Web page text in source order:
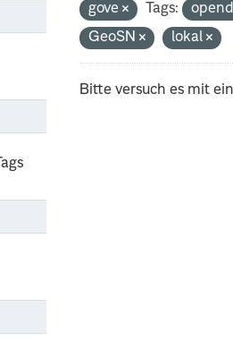
gove
Tags:
GeoSN
lokal
Bitte versuch es mit